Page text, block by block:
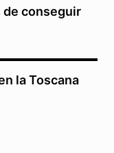
de conseguir
la Toscana